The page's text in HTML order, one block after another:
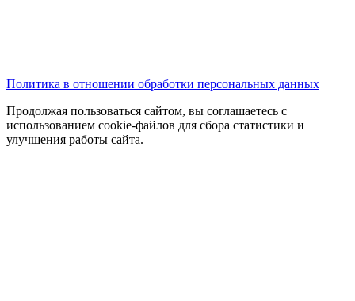
Политика в отношении обработки персональных данных
Продолжая пользоваться сайтом, вы соглашаетесь с
использованием cookie-файлов для сбора статистики и
улучшения работы сайта.